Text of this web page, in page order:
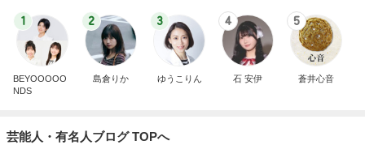
1
BEYOOOOO
NDS
2
島倉りか
3
ゆうこりん
4
石 安伊
5
蒼井心音
芸能人・有名人ブログ TOPへ